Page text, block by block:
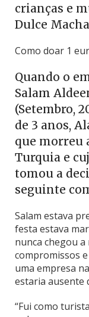
crianças e
Dulce
Como doar 1
Quando o
Salam
(Setembro,
de 3 anos,
que morreu
Turquia e
tomou a
seguinte
Salam estava
festa estava
nunca chegou a
compromissos
uma empresa
estaria ausente
“Fui como